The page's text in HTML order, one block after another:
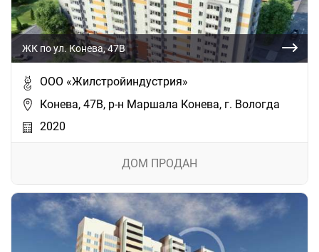
ЖК по ул. Конева, 47В
ООО «Жилстройиндустрия»
Конева, 47В, р-н Маршала Конева, г. Вологда
2020
ДОМ ПРОДАН